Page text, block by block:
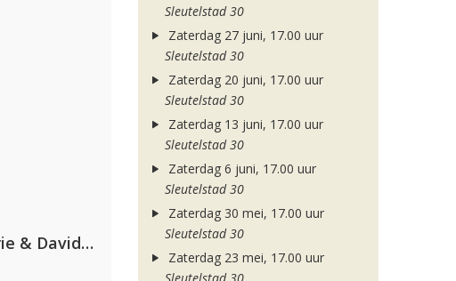
Clean Bandit, Anne-Marie & David Guetta
Sleutelstad 30
Zaterdag 27 juni, 17.00 uur
Sleutelstad 30
Zaterdag 20 juni, 17.00 uur
Sleutelstad 30
Zaterdag 13 juni, 17.00 uur
Sleutelstad 30
Zaterdag 6 juni, 17.00 uur
Sleutelstad 30
Zaterdag 30 mei, 17.00 uur
Sleutelstad 30
Zaterdag 23 mei, 17.00 uur